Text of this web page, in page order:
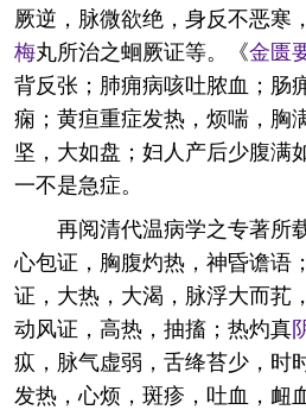
厥逆，脉微欲绝，身反不恶寒
梅丸所治之蛔厥证等。《金匮
背反张；肺痈病咳吐脓血；肠
痫；黄疸重症发热，烦喘，胸
坚，大如盘；妇人产后少腹满
一不是急症。
再阅清代温病学之专著所
心包证，胸腹灼热，神昏谵语
证，大热，大渴，脉浮大而芤
动风证，高热，抽搐；热灼真
疭，脉气虚弱，舌绛苔少，时
发热，心烦，斑疹，吐血，衄